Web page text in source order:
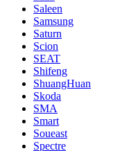
Saleen
Samsung
Saturn
Scion
SEAT
Shifeng
ShuangHuan
Skoda
SMA
Smart
Soueast
Spectre